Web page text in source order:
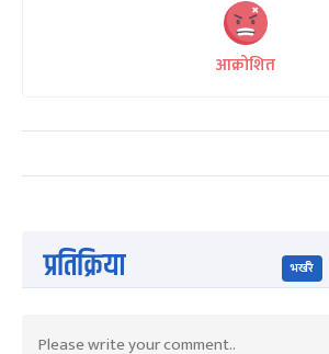
आक्रोशित
प्रतिक्रिया भर्खरै